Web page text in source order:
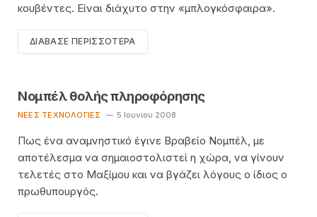
κουβέντες. Είναι διάχυτο στην «μπλογκόσφαιρα».
ΔΙΆΒΑΣΕ ΠΕΡΙΣΣΌΤΕΡΑ
Νομπέλ θολής πληροφόρησης
ΝΈΕΣ ΤΕΧΝΟΛΟΓΊΕΣ 5 Ιουνίου 2008
Πως ένα αναμνηστικό έγινε Βραβείο Νομπέλ, με
αποτέλεσμα να σημαιοστολιστεί η χώρα, να γίνουν
τελετές στο Μαξίμου και να βγάζει λόγους ο ίδιος ο
πρωθυπουργός.